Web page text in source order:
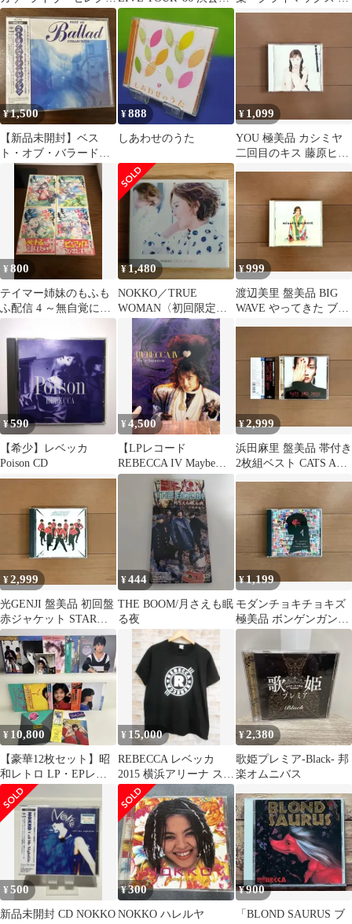
ョン1&2
モリアルチケット
性ヴォーカル・セレク
¥1,500
【新品未開封】ベス
ト・オブ・バラード・
コレクション
¥888
しあわせのうた
¥ 1,099
YOU 極美品 カシミヤ
二回目のキス 藤原ヒロ
¥800
テイマー姉妹のもふも
ふ配信 4 ～無自覚にも
がチート級にか…
¥1,480
NOKKO／TRUE
WOMAN〈初回限定盤
CD＋DVD〉
¥999
渡辺美里 盤美品 BIG
WAVE やってきた ブラ
¥590
【希少】レベッカ
Poison CD
¥4,500
【LPレコード
REBECCA IV Maybe
Tomorrow レベッカ名盤
¥2,999
浜田麻里 盤美品 帯付き
2枚組ベスト CATS AND
¥2,999
光GENJI 盤美品 初回盤
赤ジャケット STAR
LIGHT ガラスの十代
¥444
THE BOOM/月さえも眠
る夜
¥1,199
モダンチョキチョキズ
極美品 ボンゲンガンバ
ンガラビンゲンの伝説
濱田マリ
¥ 10,800
【豪華12枚セット】昭
和レトロ LP・EPレコ
ード レベッカ シーナ＆
ロケッツ
¥ 15,000
REBECCA レベッカ
2015 横浜アリーナ スタ
ッフクルー Ｔシャツ
¥2,380
歌姫プレミア-Black- 邦
楽オムニバス
¥500
新品未開封 CD NOKKO
¥300
NOKKO ハレルヤ
¥900
「BLOND SAURUS ブ